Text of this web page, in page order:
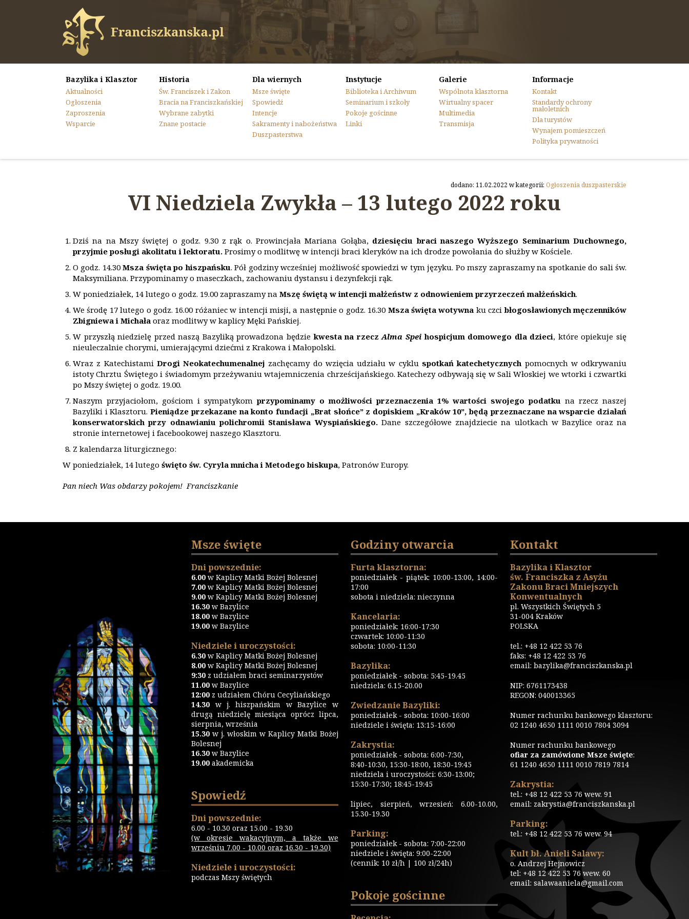
Bazylika i Klasztor
Aktualności
Ogłoszenia
Zaproszenia
Wsparcie
Historia
Św. Franciszek i Zakon
Bracia na Franciszkańskiej
Wybrane zabytki
Znane postacie
Dla wiernych
Msze święte
Spowiedź
Intencje
Sakramenty i nabożeństwa
Duszpasterstwa
Instytucje
Biblioteka i Archiwum
Seminarium i szkoły
Pokoje gościnne
Linki
Galerie
Wspólnota klasztorna
Wirtualny spacer
Multimedia
Transmisja
Informacje
Kontakt
Standardy ochrony
małoletnich
Dla turystów
Wynajem pomieszczeń
Polityka prywatności
dodano: 11.02.2022 w kategorii: Ogłoszenia duszpasterskie
VI Niedziela Zwykła – 13 lutego 2022 roku
Dziś na na Mszy świętej o godz. 9.30 z rąk o. Prowincjała Mariana Gołąba, dziesięciu braci naszego Wyższego Seminarium Duchownego,
przyjmie posługi akolitatu i lektoratu. Prosimy o modlitwę w intencji braci kleryków na ich drodze powołania do służby w Kościele.
O godz. 14.30Msza święta po hiszpańsku. Pół godziny wcześniej możliwość spowiedzi w tym języku. Po mszy zapraszamy na spotkanie do sali św.
Maksymiliana. Przypominamy o maseczkach, zachowaniu dystansu i dezynfekcji rąk.
W poniedziałek, 14 lutego o godz. 19.00 zapraszamy na Mszę świętą w intencji małżeństw z odnowieniem przyrzeczeń małżeńskich.
We środę 17 lutego o godz. 16.00 różaniec w intencji misji, a następnie o godz. 16.30 Msza święta wotywna ku czcibłogosławionych męczenników
Zbigniewa i Michała oraz modlitwy w kaplicy Męki Pańskiej.
W przyszłą niedzielę przed naszą Bazyliką prowadzona będziekwesta na rzeczAlma Speihospicjum domowego dla dzieci, które opiekuje się
nieuleczalnie chorymi, umierającymi dziećmi z Krakowa i Małopolski.
Wraz z Katechistami Drogi Neokatechumenalnej zachęcamy do wzięcia udziału w cyklu spotkań katechetycznych pomocnych w odkrywaniu
istoty Chrztu Świętego i świadomym przeżywaniu wtajemniczenia chrześcijańskiego. Katechezy odbywają się w Sali Włoskiej we wtorki i czwartki
po Mszy świętej o godz. 19.00.
Naszym przyjaciołom, gościom i sympatykomprzypominamy o możliwości przeznaczenia 1% wartości swojego podatku na rzecz naszej
Bazyliki i Klasztoru.Pieniądze przekazane na konto fundacji „Brat słońce” z dopiskiem „Kraków 10”, będąprzeznaczane na wsparcie działań
konserwatorskich przy odnawianiu polichromii Stanisława Wyspiańskiego.Dane szczegółowe znajdziecie na ulotkach w Bazylice oraz na
stronie internetowej i facebookowej naszego Klasztoru.
Z kalendarza liturgicznego:
W poniedziałek, 14 lutego święto św. Cyryla mnicha i Metodego biskupa, Patronów Europy.
Pan niech Was obdarzy pokojem! Franciszkanie
Msze święte
Dni powszednie:
6.00 w Kaplicy Matki Bożej Bolesnej
7.00 w Kaplicy Matki Bożej Bolesnej
9.00 w Kaplicy Matki Bożej Bolesnej
16.30w Bazylice
18.00w Bazylice
19.00w Bazylice
Niedziele i uroczystości:
6.30 w Kaplicy Matki Bożej Bolesnej
8.00 w Kaplicy Matki Bożej Bolesnej
9:30 z udziałem braci seminarzystów
11.00 w Bazylice
12:00 z udziałem Chóru Cecyliańskiego
14.30 w j. hiszpańskim w Bazylice w
drugą niedzielę miesiąca oprócz lipca,
sierpnia, września
15.30 w j. włoskim w Kaplicy Matki Bożej
Bolesnej
16.30w Bazylice
19.00akademicka
Spowiedź
Dni powszednie:
6.00 - 10.30 oraz 15.00 - 19.30
(w okresie wakacyjnym, a także we
wrześniu 7.00 - 10.00 oraz 16.30 - 19.30)
Niedziele i uroczystości:
podczas Mszy świętych
Godziny otwarcia
Furta klasztorna:
poniedziałek - piątek: 10:00-13:00, 14:00-
17:00
sobota i niedziela: nieczynna
Kancelaria:
poniedziałek: 16:00-17:30
czwartek: 10:00-11:30
sobota: 10:00-11:30
Bazylika:
poniedziałek - sobota: 5:45-19.45
niedziela: 6.15-20.00
Zwiedzanie Bazyliki:
poniedziałek - sobota: 10:00-16:00
niedziele i święta: 13:15-16:00
Zakrystia:
poniedziałek - sobota: 6:00-7:30,
8:40-10:30, 15:30-18:00, 18:30-19:45
niedziela i uroczystości: 6:30-13:00;
15:30-17:30; 18:45-19:45
lipiec, sierpień, wrzesień: 6.00-10.00,
15.30-19.30
Parking:
poniedziałek - sobota: 7:00-22:00
niedziele i święta: 9:00-22:00
(cennik: 10 zł/h | 100 zł/24h)
Pokoje gościnne
Kontakt
Bazylika i Klasztor
św. Franciszka z Asyżu
Zakonu Braci Mniejszych
Konwentualnych
pl. Wszystkich Świętych 5
31-004 Kraków
POLSKA
tel.: +48 12 422 53 76
faks: +48 12 422 53 76
email: bazylika@franciszkanska.pl
NIP: 6761173438
REGON: 040013365
Numer rachunku bankowego klasztoru:
02 1240 4650 1111 0010 7804 3094
Numer rachunku bankowego
ofiar za zamówione Msze święte:
61 1240 4650 1111 0010 7819 7814
Zakrystia:
tel.: +48 12 422 53 76 wew. 91
email: zakrystia@franciszkanska.pl
Parking:
tel.: +48 12 422 53 76 wew. 94
Kult bł. Anieli Salawy:
o. Andrzej Hejnowicz
tel: +48 12 422 53 76 wew. 60
email: salawaaniela@gmail.com